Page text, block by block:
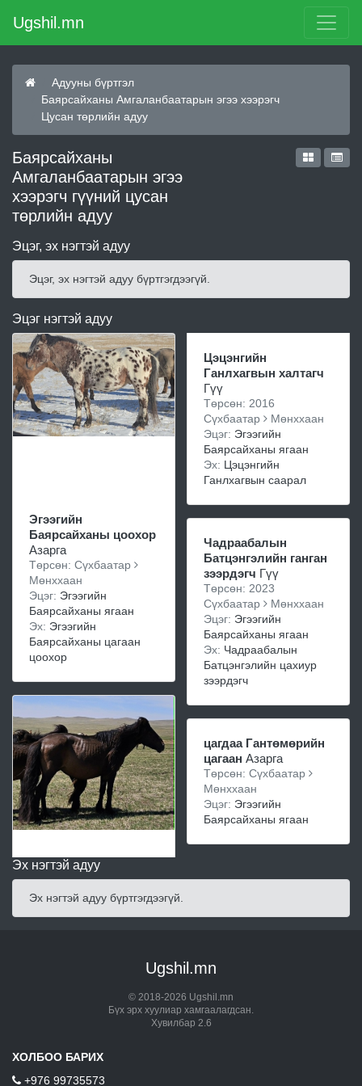
Ugshil.mn
Адууны бүртгэл
Баярсайханы Амгаланбаатарын эгээ хээрэгч
Цусан төрлийн адуу
Баярсайханы
Амгаланбаатарын эгээ
хээрэгч гүүний цусан
төрлийн адуу
Эцэг, эх нэгтэй адуу
Эцэг, эх нэгтэй адуу бүртгэгдээгүй.
Эцэг нэгтэй адуу
Эгээгийн
Баярсайханы цоохор
Азарга
Төрсөн: Сүхбаатар
Мөнххаан
Эцэг: Эгээгийн
Баярсайханы ягаан
Эх: Эгээгийн
Баярсайханы цагаан
цоохор
Цэцэнгийн
Ганлхагвын халтагч
Гүү
Төрсөн: 2016
Сүхбаатар
Мөнххаан
Эцэг: Эгээгийн
Баярсайханы ягаан
Эх: Цэцэнгийн
Ганлхагвын саарал
Чадраабалын
Батцэнгэлийн ганган
зээрдэгч Гүү
Төрсөн: 2023
Сүхбаатар
Мөнххаан
Эцэг: Эгээгийн
Баярсайханы ягаан
Эх: Чадраабалын
Батцэнгэлийн цахиур
зээрдэгч
цагдаа Гантөмөрийн
цагаан Азарга
Төрсөн: Сүхбаатар
Мөнххаан
Эцэг: Эгээгийн
Баярсайханы ягаан
Эх нэгтэй адуу
Эх нэгтэй адуу бүртгэгдээгүй.
Ugshil.mn
© 2018-2026 Ugshil.mn
Бүх эрх хуулиар хамгаалагдсан.
Хувилбар 2.6
ХОЛБОО БАРИХ
+976 99735573